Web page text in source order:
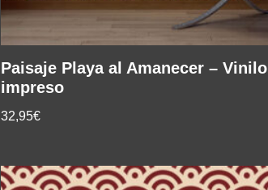
Paisaje Playa al Amanecer – Vinilo
impreso
32,95€